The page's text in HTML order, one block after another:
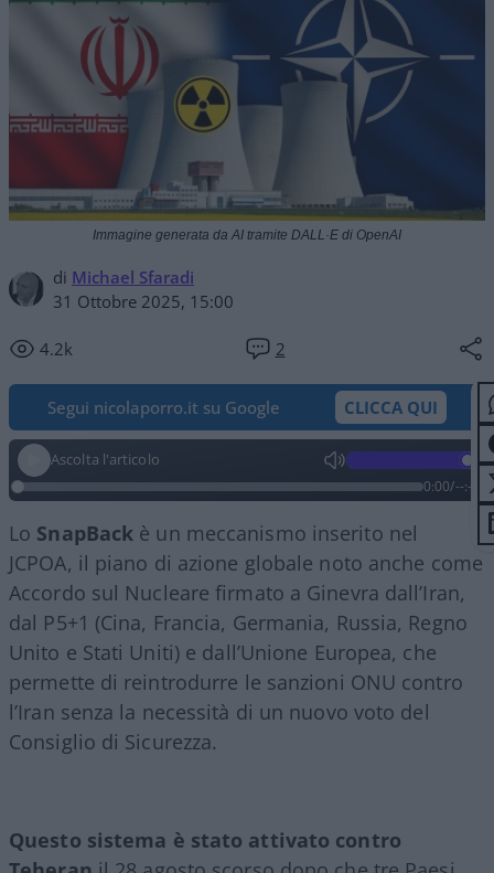
di Michael Sfaradi
31 Ottobre 2025, 15:00
4.2k 2
Immagine generata da AI tramite DALL·E di OpenAI
Segui nicolaporro.it su Google CLICCA QUI
Ascolta l'articolo
0:00/--:--
Lo SnapBack è un meccanismo inserito nel
JCPOA, il piano di azione globale noto anche come
Accordo sul Nucleare firmato a Ginevra dall’Iran,
dal P5+1 (Cina, Francia, Germania, Russia, Regno
Unito e Stati Uniti) e dall’Unione Europea, che
permette di reintrodurre le sanzioni ONU contro
l’Iran senza la necessità di un nuovo voto del
Consiglio di Sicurezza.
Questo sistema è stato attivato contro